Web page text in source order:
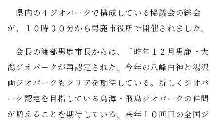
県内の４ジオパークで構成している協議会の総会
が、１０時３０分から男鹿市役所で開催されました。
会長の渡部男鹿市長からは、「昨年１２月男鹿・大
潟ジオパークが再認定された。今年の八峰白神と湯沢
両ジオパークもクリアを期待している。新しくジオパ
ーク認定を目指している鳥海・飛島ジオパークの仲間
が増えることを期待している。来年１０回目の全国ジ